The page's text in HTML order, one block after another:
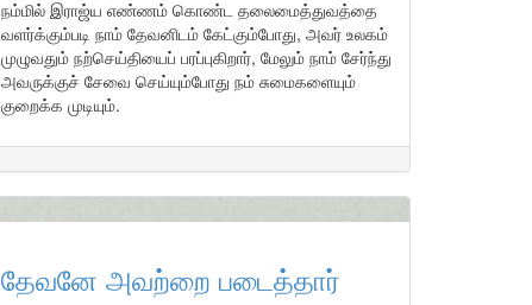
நம்மில் இராஜ்ய எண்ணம் கொண்ட தலைமைத்துவத்தை
வளர்க்கும்படி நாம் தேவனிடம் கேட்கும்போது, அவர் உலகம்
முழுவதும் நற்செய்தியைப் பரப்புகிறார், மேலும் நாம் சேர்ந்து
அவருக்குச் சேவை செய்யும்போது நம் சுமைகளையும்
குறைக்க முடியும்.
தேவனே அவற்றை படைத்தார்